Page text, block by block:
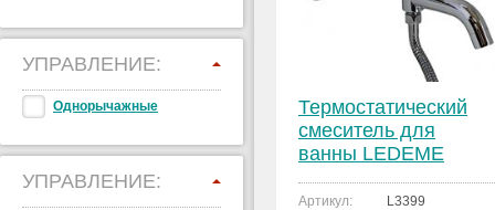
УПРАВЛЕНИЕ:
Однорычажные
УПРАВЛЕНИЕ:
Термостатический
смеситель для
ванны LEDEME
L3399
Артикул:
L3399